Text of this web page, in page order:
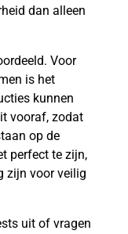
dan alleen
Voor
is het
kunnen
vooraf, zodat
op de
perfect te zijn,
zijn voor veilig
uit of vragen